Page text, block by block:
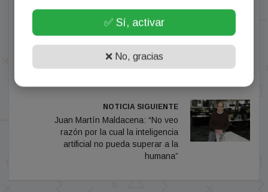
NOTICIA ANTERIOR
DERROTA DEL MATE: ARGENTINO
DE QUILMES CAYÓ 2-1 ANTE
NOTICIA SIGUIENTE
Juan Martín Maldacena: “No veo
razón por la cual la inteligencia
artificial no pueda superar a la
humana”
✅ Sí, activar
❌ No, gracias